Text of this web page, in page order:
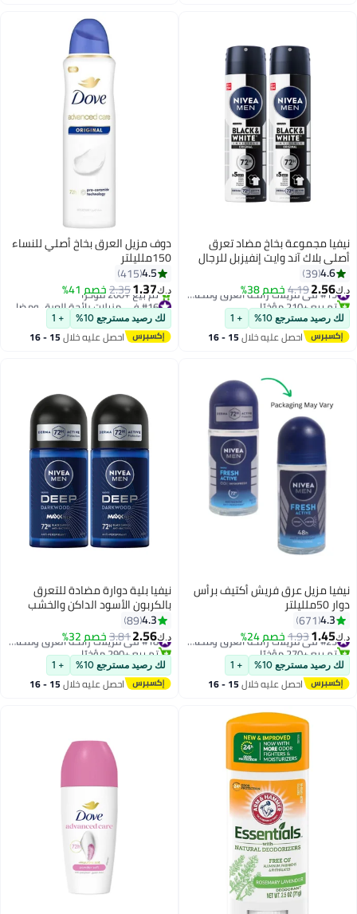
نيفيا مجموعة بخاخ مضاد تعرق
أصلي بلاك آند وايت إنفيزبل للرجال
مكونة من قطعتين 150ملليلتر
4.6
39
د.ك‏2.56
4.19خصم 38%
تم بيع +210 مؤخرًا
لك رصيد مسترجع 10% + 1
احصل عليه خلال 15 - 16
دوف مزيل العرق بخاخ أصلي للنساء
150ملليلتر
4.5
415
د.ك‏1.37
2.35خصم 41%
أقل سعر في 7 يوم
تم بيع +260 مؤخرًا
لك رصيد مسترجع 10% + 1
احصل عليه خلال 15 - 16
نيفيا مزيل عرق فريش أكتيف برأس
دوار 50ملليلتر
4.3
671
د.ك‏1.45
1.93خصم 24%
تم بيع +270 مؤخرًا
لك رصيد مسترجع 10% + 1
احصل عليه خلال 15 - 16
اغسطس
نيفيا بلية دوارة مضادة للتعرق
بالكربون الأسود الداكن والخشب
الداكن 50ml Pack of 2
4.3
89
د.ك‏2.56
3.81خصم 32%
تم بيع +290 مؤخرًا
لك رصيد مسترجع 10% + 1
احصل عليه خلال 15 - 16
اغسطس